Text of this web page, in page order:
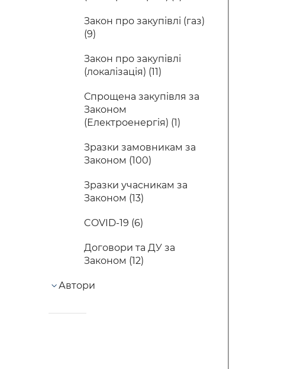
Закон про закупівлі (газ)
(9)
Закон про закупівлі
(локалізація) (11)
Спрощена закупівля за
Законом
(Електроенергія) (1)
Зразки замовникам за
Законом (100)
Зразки учасникам за
Законом (13)
COVID-19 (6)
Договори та ДУ за
Законом (12)
Автори